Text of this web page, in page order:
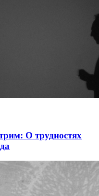
О трудностях